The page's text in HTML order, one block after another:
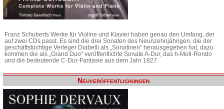
Franz Schuberts Werke für Violine und Klavier haben genau den Umfang, der
auf zwei CDs passt. Es sind die drei Sonaten des Neunzehnjährigen, die der
geschäftstüchtige Verleger Diabelli als „Sonatinen“ herausgegeben hat, dazu
kommen die als „Grand Duo“ veröffentlichte Sonate A-Dur, das h-Moll-Rondo
und die bedeutende C-Dur-Fantasie aus dem Jahr 1827.
Neuveröffentlichungen